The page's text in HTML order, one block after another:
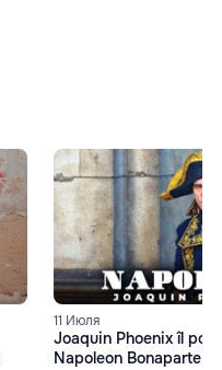
11 Июля
Joaquin Phoenix îl
Napoleon Bonaparte